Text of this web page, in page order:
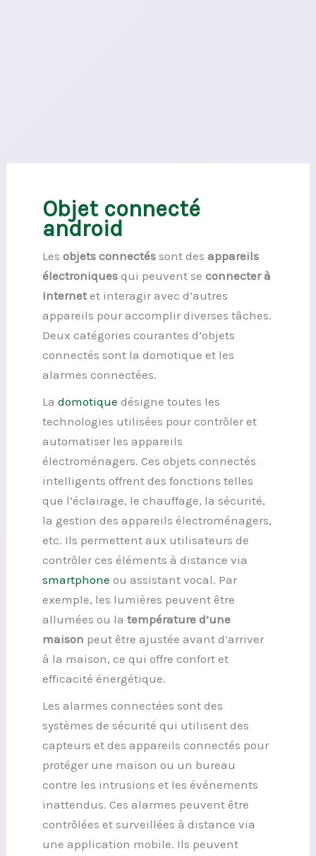
Objet connecté
android
Les objets connectés sont desappareils
électroniques qui peuvent se connecter à
Internetet interagir avec d’autres
appareils pour accomplir diverses tâches.
Deux catégories courantes d’objets
connectés sont la domotique et les
alarmes connectées.
Ladomotique désigne toutes les
technologies utilisées pour contrôler et
automatiser les appareils
électroménagers. Ces objets connectés
intelligents offrent des fonctions telles
que l’éclairage, le chauffage, la sécurité,
la gestion des appareils électroménagers,
etc. Ils permettent aux utilisateurs de
contrôler ces éléments à distance via
smartphone ou assistant vocal. Par
exemple, les lumières peuvent être
allumées ou la température d’une
maison peut être ajustée avant d’arriver
à la maison, ce qui offre confort et
efficacité énergétique.
Les alarmes connectées sont des
systèmes de sécurité qui utilisent des
capteurs et des appareils connectés pour
protéger une maison ou un bureau
contre les intrusions et les événements
inattendus. Ces alarmes peuvent être
contrôlées et surveillées à distance via
une application mobile. Ils peuvent